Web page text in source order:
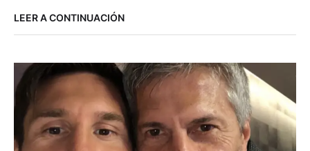
LEER A CONTINUACIÓN